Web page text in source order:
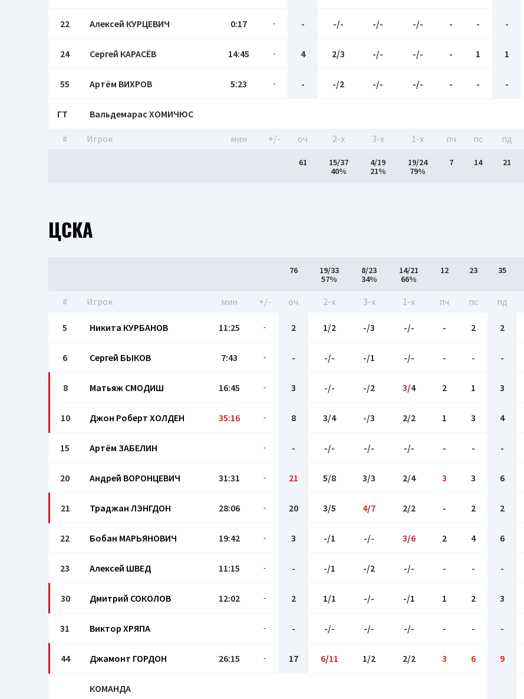
22 Алексей КУРЦЕВИЧ 0:17 - - -/- -/- -/- - - -
24 Сергей КАРАСЁВ 14:45 - 4 2/3 -/- -/- - 1 1
55 Артём ВИХРОВ 5:23 - - -/2 -/- -/- - - -
ГТ Вальдемарас ХОМИЧЮС
# Игрок мин +/- оч 2-x 3-x 1-x пч пс пд
61
15/37
40%
4/19
21%
19/24
79%
7 14 21
ЦСКА
76
19/33
57%
8/23
34%
14/21
66%
12 23 35
# Игрок мин +/- оч 2-x 3-x 1-x пч пс пд
5 Никита КУРБАНОВ 11:25 - 2 1/2 -/3 -/- - 2 2
6 Сергей БЫКОВ 7:43 - - -/- -/1 -/- - - -
8 Матьяж СМОДИШ 16:45 - 3 -/- -/2 3/4 2 1 3
10 Джон Роберт ХОЛДЕН 35:16 - 8 3/4 -/3 2/2 1 3 4
15 Артём ЗАБЕЛИН - - -/- -/- -/- - - -
20 Андрей ВОРОНЦЕВИЧ 31:31 - 21 5/8 3/3 2/4 3 3 6
21 Траджан ЛЭНГДОН 28:06 - 20 3/5 4/7 2/2 - 2 2
22 Бобан МАРЬЯНОВИЧ 19:42 - 3 -/1 -/- 3/6 2 4 6
23 Алексей ШВЕД 11:15 - - -/1 -/2 -/- - - -
30 Дмитрий СОКОЛОВ 12:02 - 2 1/1 -/- -/1 1 2 3
31 Виктор ХРЯПА - - -/- -/- -/- - - -
44 Джамонт ГОРДОН 26:15 - 17 6/11 1/2 2/2 3 6 9
КОМАНДА